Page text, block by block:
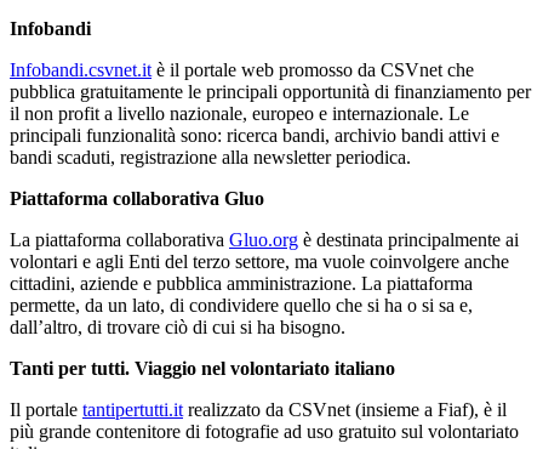
Infobandi
Infobandi.csvnet.it è il portale web promosso da CSVnet che
pubblica gratuitamente le principali opportunità di finanziamento per
il non profit a livello nazionale, europeo e internazionale. Le
principali funzionalità sono: ricerca bandi, archivio bandi attivi e
bandi scaduti, registrazione alla newsletter periodica.
Piattaforma collaborativa Gluo
La piattaforma collaborativa Gluo.org è destinata principalmente ai
volontari e agli Enti del terzo settore, ma vuole coinvolgere anche
cittadini, aziende e pubblica amministrazione. La piattaforma
permette, da un lato, di condividere quello che si ha o si sa e,
dall’altro, di trovare ciò di cui si ha bisogno.
Tanti per tutti. Viaggio nel volontariato italiano
Il portale tantipertutti.it realizzato da CSVnet (insieme a Fiaf), è il
più grande contenitore di fotografie ad uso gratuito sul volontariato